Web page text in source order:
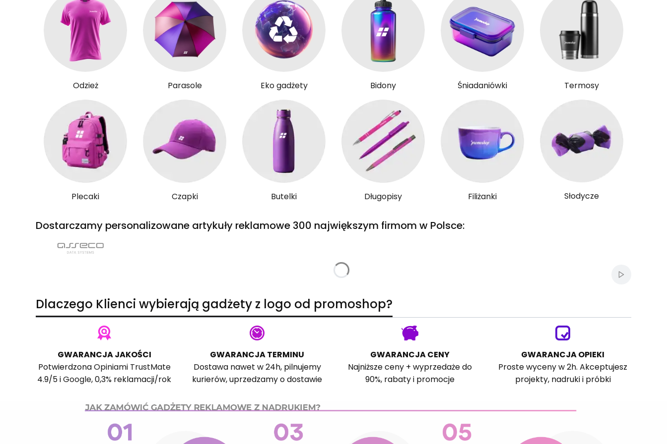
Odzież Parasole Eko gadżety Bidony Śniadaniówki Termosy
Plecaki Czapki Butelki Długopisy Filiżanki Słodycze
Dostarczamy personalizowane artykuły reklamowe 300 największym firmom w Polsce:
Włącz
Dlaczego Klienci wybierają gadżety z logo od promoshop?
GWARANCJA JAKOŚCI
PotwierdzonaOpiniami TrustMate
4.9/5 iGoogle, 0,3% reklamacji/rok
GWARANCJA TERMINU
Dostawa nawet w 24h, pilnujemy
kurierów, uprzedzamy o dostawie
GWARANCJA CENY
Najniższe ceny + wyprzedaże do
90%, rabaty i promocje
GWARANCJA OPIEKI
Proste wyceny w 2h. Akceptujesz
projekty, nadruki i próbki